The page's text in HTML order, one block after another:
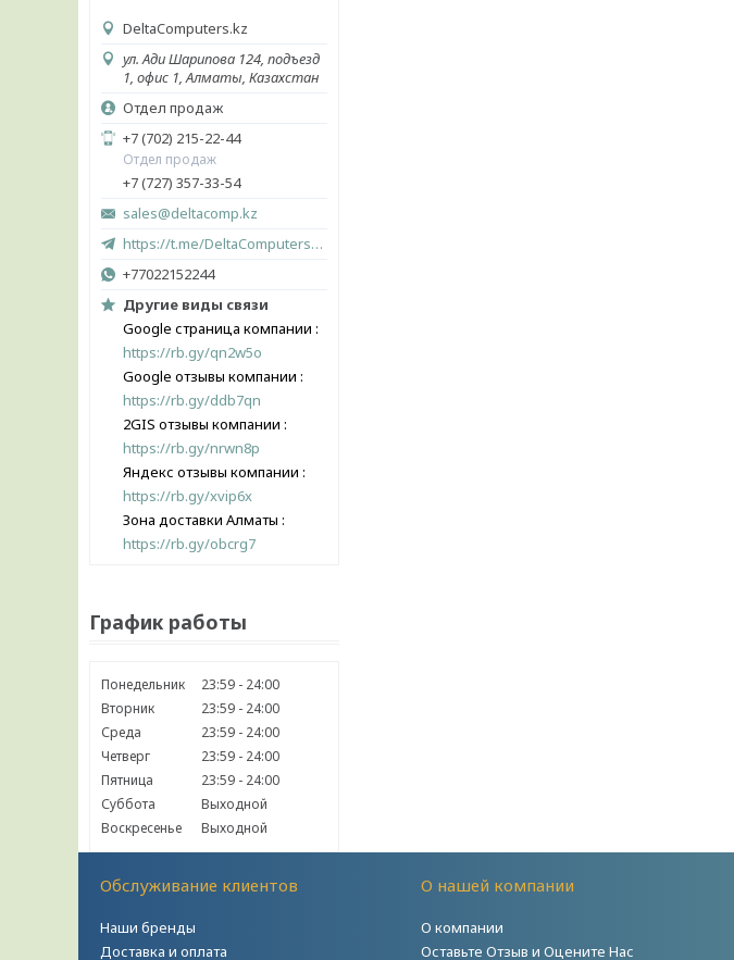
DeltaComputers.kz
ул. Ади Шарипова 124, подъезд
1, офис 1, Алматы, Казахстан
Отдел продаж
+7 (702) 215-22-44
Отдел продаж
+7 (727) 357-33-54
sales@deltacomp.kz
https://t.me/DeltaComputers_kz
+77022152244
Другие виды связи
Google страница компании
https://rb.gy/qn2w5o
Google отзывы компании
https://rb.gy/ddb7qn
2GIS отзывы компании
https://rb.gy/nrwn8p
Яндекс отзывы компании
https://rb.gy/xvip6x
Зона доставки Алматы
https://rb.gy/obcrg7
График работы
Понедельник 23:59
24:00
Вторник
23:59
24:00
Среда
23:59
24:00
Четверг
23:59
24:00
Пятница
23:59
24:00
Суббота
Выходной
Воскресенье
Выходной
Обслуживание клиентов
Наши бренды
Доставка и оплата
О нашей компании
О компании
Оставьте Отзыв и Оцените Нас